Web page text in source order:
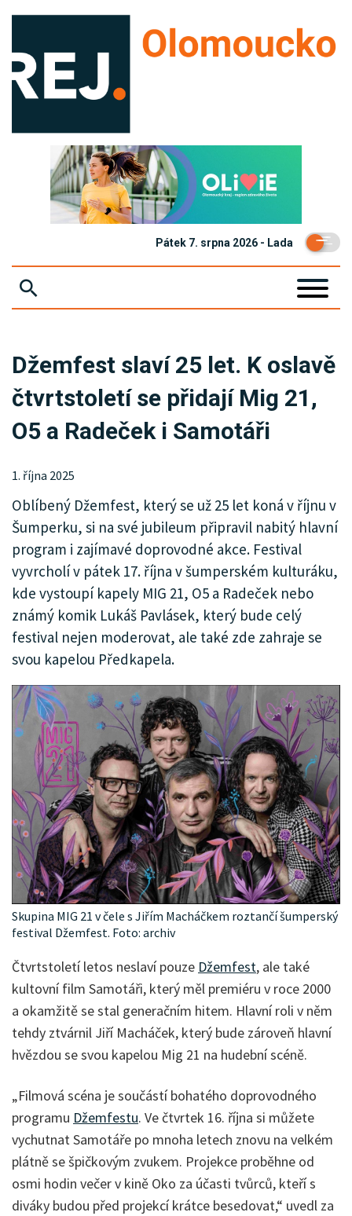
Pátek 7. srpna 2026 - Lada
KRIMI
SPORT
KULTURA
SPOLEČNOST
HISTORIE
MHD
INZERCE
ARCHIV
Džemfest slaví 25 let. K oslavě
čtvrtstoletí se přidají Mig 21,
O5 a Radeček i Samotáři
1. října 2025
Oblíbený Džemfest, který se už 25 let koná v říjnu v
Šumperku, si na své jubileum připravil nabitý hlavní
program i zajímavé doprovodné akce. Festival
vyvrcholí v pátek 17. října v šumperském kulturáku,
kde vystoupí kapely MIG 21, O5 a Radeček nebo
známý komik Lukáš Pavlásek, který bude celý
festival nejen moderovat, ale také zde zahraje se
svou kapelou Předkapela.
Skupina MIG 21 v čele s Jiřím Macháčkem roztančí šumperský
festival Džemfest. Foto: archiv
Čtvrtstoletí letos neslaví pouze Džemfest, ale také
kultovní film Samotáři, který měl premiéru v roce 2000
a okamžitě se stal generačním hitem. Hlavní roli v něm
tehdy ztvárnil Jiří Macháček, který bude zároveň hlavní
hvězdou se svou kapelou Mig 21 na hudební scéně.
„Filmová scéna je součástí bohatého doprovodného
programu Džemfestu. Ve čtvrtek 16. října si můžete
vychutnat Samotáře po mnoha letech znovu na velkém
plátně se špičkovým zvukem. Projekce proběhne od
osmi hodin večer v kině Oko za účasti tvůrců, kteří s
diváky budou před projekcí krátce besedovat,“ uvedl za